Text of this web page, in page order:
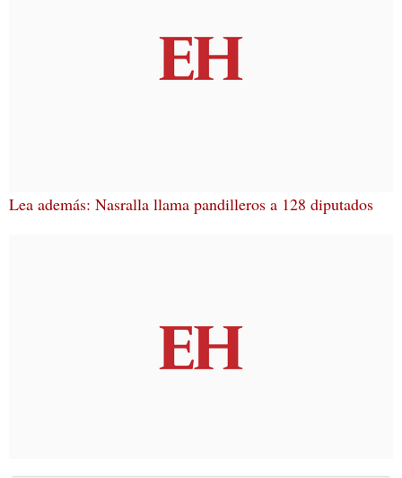
Lea además: Nasralla llama pandilleros a 128 diputados